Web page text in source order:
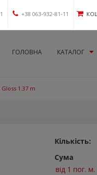
+38 063-932-81-11
ГОЛОВНА КАТАЛОГ
1.37 m
Кількість:
Сума
від 1 пог. м.